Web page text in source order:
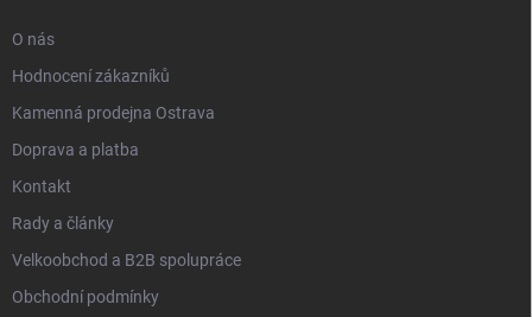
O nás
Hodnocení zákazníků
Kamenná prodejna Ostrava
Doprava a platba
Kontakt
Rady a články
Velkoobchod a B2B spolupráce
Obchodní podmínky